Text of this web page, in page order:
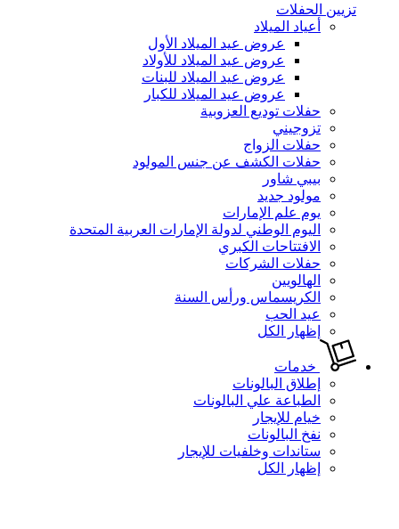
تزيين الحفلات
أعياد الميلاد
عروض عيد الميلاد الأول
عروض عيد الميلاد للأولاد
عروض عيد الميلاد للبنات
عروض عيد الميلاد للكبار
حفلات توديع العزوبية
تزوجيني
حفلات الزواج
حفلات الكشف عن جنس المولود
بيبي شاور
مولود جديد
يوم علم الإمارات
اليوم الوطني لدولة الإمارات العربية المتحدة
الافتتاحات الكبري
حفلات الشركات
الهالويين
الكريسماس ورأس السنة
عيد الحب
إظهار الكل
خدمات
إطلاق البالونات
الطباعة علي البالونات
خيام للإيجار
نفخ البالونات
ستاندات وخلفيات للإيجار
إظهار الكل